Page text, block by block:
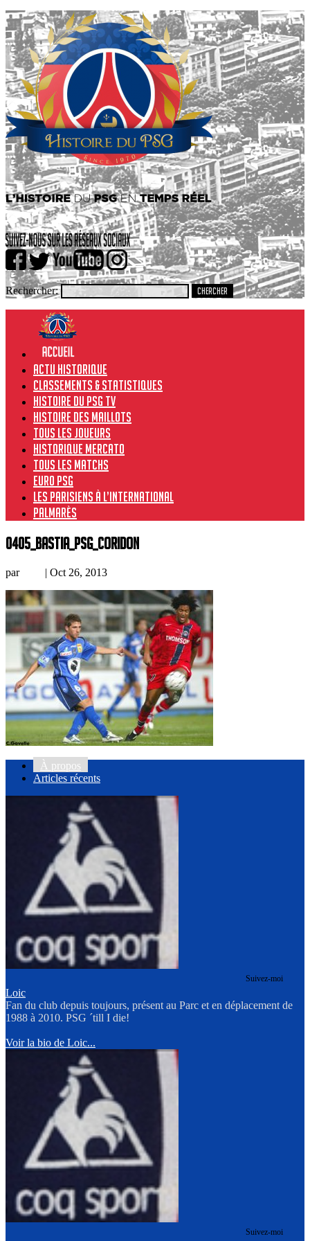
Rechercher:
Actu historique
Classements & Statistiques
Histoire du PSG TV
Histoire des maillots
Tous les joueurs
Historique Mercato
Tous les matchs
Euro PSG
Les Parisiens à l’international
Palmarès
0405_Bastia_PSG_Coridon
par | Oct 26, 2013
À propos
Articles récents
Suivez-moi
Loic
Fan du club depuis toujours, présent au Parc et en déplacement de
1988 à 2010. PSG ´till I die!
Voir la bio de Loic...
Suivez-moi